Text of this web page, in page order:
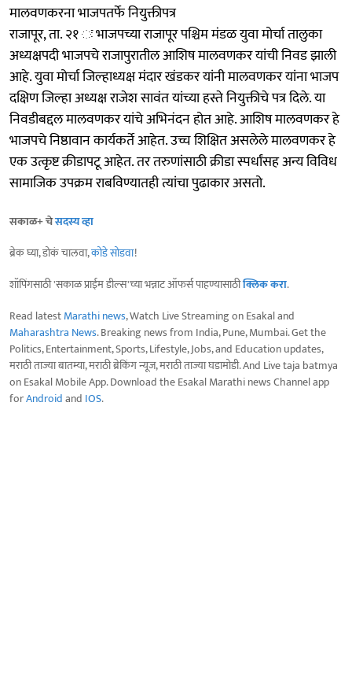
मालवणकरना भाजपतर्फे नियुक्तीपत्र
राजापूर, ता. २१ ः भाजपच्या राजापूर पश्चिम मंडळ युवा मोर्चा तालुका
अध्यक्षपदी भाजपचे राजापुरातील आशिष मालवणकर यांची निवड झाली
आहे. युवा मोर्चा जिल्हाध्यक्ष मंदार खंडकर यांनी मालवणकर यांना भाजप
दक्षिण जिल्हा अध्यक्ष राजेश सावंत यांच्या हस्ते नियुक्तीचे पत्र दिले. या
निवडीबद्दल मालवणकर यांचे अभिनंदन होत आहे. आशिष मालवणकर हे
भाजपचे निष्ठावान कार्यकर्ते आहेत. उच्च शिक्षित असलेले मालवणकर हे
एक उत्कृष्ट क्रीडापटू आहेत. तर तरुणांसाठी क्रीडा स्पर्धांसह अन्य विविध
सामाजिक उपक्रम राबविण्यातही त्यांचा पुढाकार असतो.
सकाळ+ चेसदस्य व्हा
ब्रेक घ्या, डोकं चालवा,कोडे सोडवा!
शॉपिंगसाठी 'सकाळ प्राईम डील्स'च्या भन्नाट ऑफर्स पाहण्यासाठीक्लिक करा.
Read latestMarathi news, Watch Live Streaming on Esakal and
Maharashtra News. Breaking news from India, Pune, Mumbai. Get the
Politics, Entertainment, Sports, Lifestyle, Jobs, and Education updates,
मराठी ताज्या बातम्या, मराठी ब्रेकिंग न्यूज, मराठी ताज्या घडामोडी. And Live taja batmya
on Esakal Mobile App. Download the Esakal Marathi news Channel app
forAndroidand IOS.